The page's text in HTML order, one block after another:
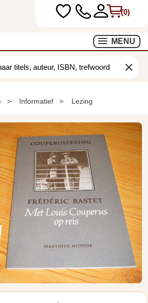
(0)
MENU
clear
Informatief Lezing